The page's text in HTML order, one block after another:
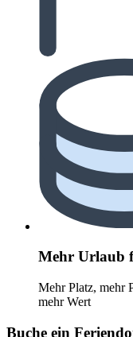
Mehr Urlaub
Mehr Platz, mehr
mehr Wert
Buche ein